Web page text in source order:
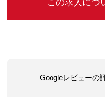
この求人につ
Googleレビューの